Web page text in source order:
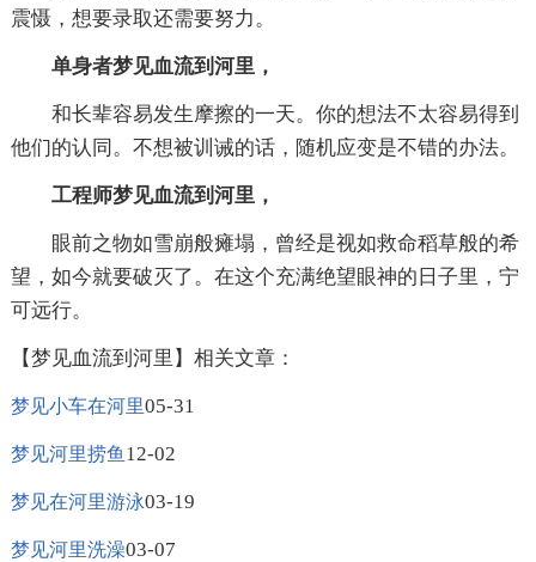
震慑，想要录取还需要努力。
单身者梦见血流到河里，
和长辈容易发生摩擦的一天。你的想法不太容易得到
他们的认同。不想被训诫的话，随机应变是不错的办法。
工程师梦见血流到河里，
眼前之物如雪崩般瘫塌，曾经是视如救命稻草般的希
望，如今就要破灭了。在这个充满绝望眼神的日子里，宁
可远行。
【梦见血流到河里】相关文章：
梦见小车在河里05-31
梦见河里捞鱼 12-02
梦见在河里游泳03-19
梦见河里洗澡03-07